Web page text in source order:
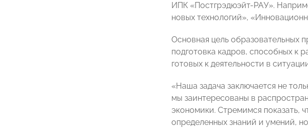
ИПК «Постгрэдюэйт-РАУ».
новых технологий»,
Основная цель образовательных
подготовка кадров, способных к
готовых к деятельности в
«Наша задача заключается не
мы заинтересованы в
экономики. Стремимся показать,
определенных знаний и умений,